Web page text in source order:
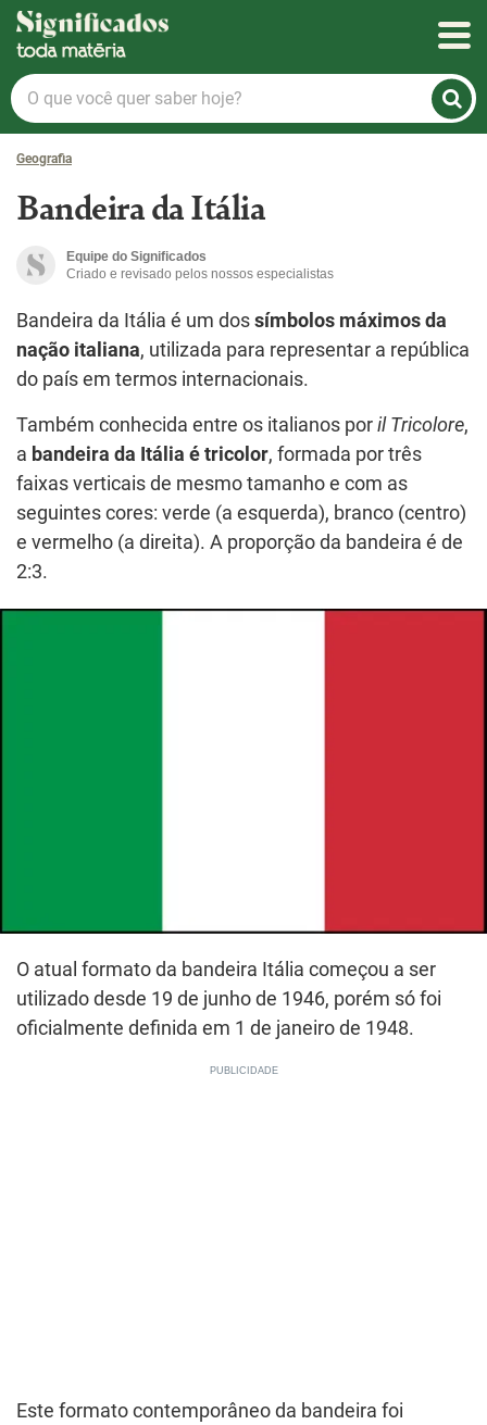
Significados
O
que
você
quer
hoje?
Geografia
Bandeira da Itália
Equipe do Significados
Criado e revisado pelos nossos especialistas
Bandeira da Itália é um dos símbolos máximos da
nação italiana, utilizada para representar a república
do país em termos internacionais.
Também conhecida entre os italianos por il Tricolore,
a bandeira da Itália é tricolor, formada por três
faixas verticais de mesmo tamanho e com as
seguintes cores: verde (a esquerda), branco (centro)
e vermelho (a direita). A proporção da bandeira é de
2:3.
O atual formato da bandeira Itália começou a ser
utilizado desde 19 de junho de 1946, porém só foi
oficialmente definida em 1 de janeiro de 1948.
Este formato contemporâneo da bandeira foi